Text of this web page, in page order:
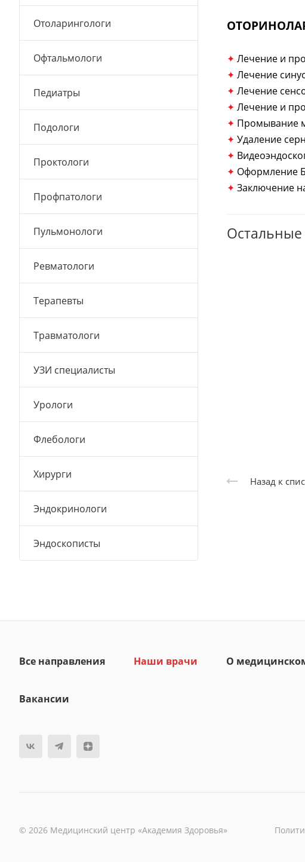
✦ Лечение и
✦ Лечение
✦ Лечение
✦ Лечение и
✦ Промывание
✦ Удаление
✦
✦ Оформление
✦ Заключение
Остальные
Назад к
Отоларингологи
Офтальмологи
Педиатры
Подологи
Проктологи
Профпатологи
Пульмонологи
Ревматологи
Терапевты
Травматологи
УЗИ специалисты
Урологи
Флебологи
Хирурги
Эндокринологи
Эндоскописты
Все направления Наши врачи О
Вакансии
© 2026 Медицинский центр «Академия Здоровья»